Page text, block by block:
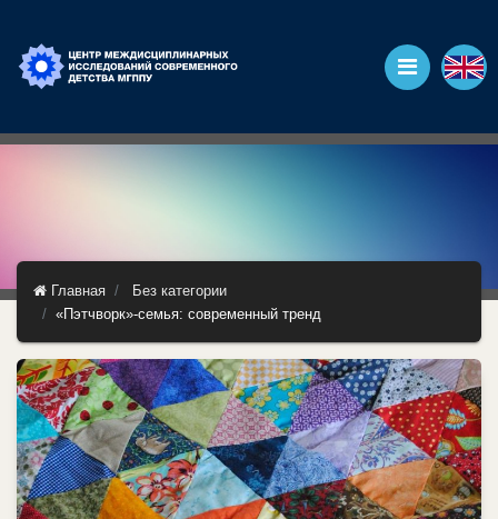
Главная
Без категории
«Пэтчворк»-семья: современный тренд